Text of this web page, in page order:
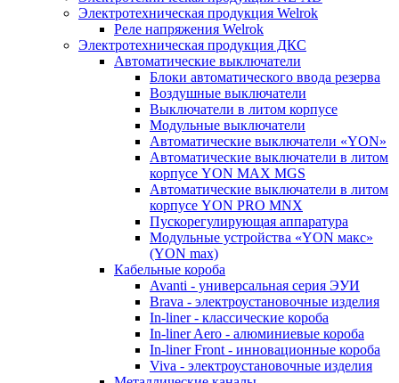
Электротехническая продукция Welrok
Реле напряжения Welrok
Электротехническая продукция ДКС
Автоматические выключатели
Блоки автоматического ввода резерва
Воздушные выключатели
Выключатели в литом корпусе
Модульные выключатели
Автоматические выключатели «YON»
Автоматические выключатели в литом
корпусе YON MAX MGS
Автоматические выключатели в литом
корпусе YON PRO MNX
Пускорегулирующая аппаратура
Модульные устройства «YON макс»
(YON max)
Кабельные короба
Avanti - универсальная серия ЭУИ
Brava - электроустановочные изделия
In-liner - классические короба
In-liner Aero - алюминиевые короба
In-liner Front - инновационные короба
Viva - электроустановочные изделия